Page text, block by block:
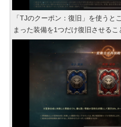
「TJのクーポン：復旧」を使うと
まった装備を1つだけ復旧させるこ